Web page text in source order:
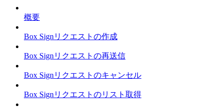
概要
Box Signリクエストの作成
Box Signリクエストの再送信
Box Signリクエストのキャンセル
Box Signリクエストのリスト取得